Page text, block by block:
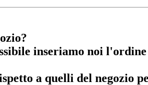
inseriamo noi
a quelli del negozio